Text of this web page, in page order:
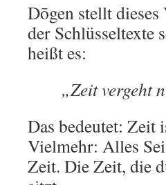
Dōgen stellt
der Schlüsseltexte
heißt es:
„Zeit vergeht
Das bedeutet: Zeit
Vielmehr: Alles
Zeit. Die Zeit, die